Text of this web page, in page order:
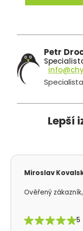
Petr
Lepší
Miroslav
Ověřený
5